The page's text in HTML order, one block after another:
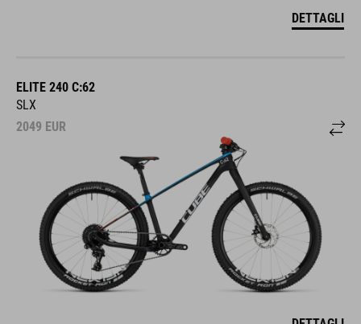
DETTAGLI
ELITE 240 C:62
SLX
2049 EUR